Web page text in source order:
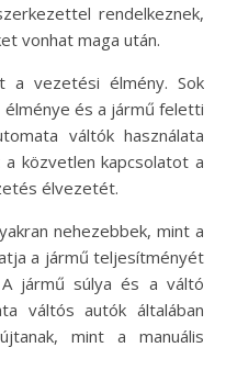
rendelkeznek,
vonhat maga után.
a vezetési élmény. Sok
élménye és a jármű feletti
váltók használata
közvetlen kapcsolatot a
élvezetét.
nehezebbek, mint a
a jármű teljesítményét
A jármű súlya és a váltó
váltós autók általában
mint a manuális